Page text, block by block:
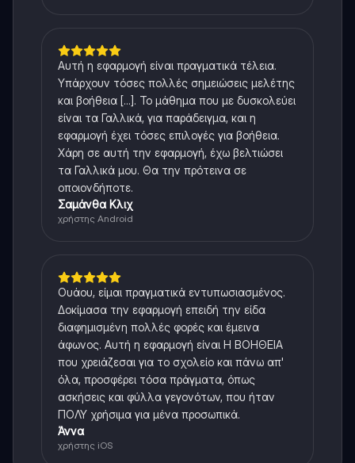
Αυτή η εφαρμογή είναι πραγματικά τέλεια.
Υπάρχουν τόσες πολλές σημειώσεις μελέτης
και βοήθεια [...]. Το μάθημα που με δυσκολεύει
είναι τα Γαλλικά, για παράδειγμα, και η
εφαρμογή έχει τόσες επιλογές για βοήθεια.
Χάρη σε αυτή την εφαρμογή, έχω βελτιώσει
τα Γαλλικά μου. Θα την πρότεινα σε
οποιονδήποτε.
Σαμάνθα Κλιχ
χρήστης Android
Ουάου, είμαι πραγματικά εντυπωσιασμένος.
Δοκίμασα την εφαρμογή επειδή την είδα
διαφημισμένη πολλές φορές και έμεινα
άφωνος. Αυτή η εφαρμογή είναι Η ΒΟΗΘΕΙΑ
που χρειάζεσαι για το σχολείο και πάνω απ'
όλα, προσφέρει τόσα πράγματα, όπως
ασκήσεις και φύλλα γεγονότων, που ήταν
ΠΟΛΥ χρήσιμα για μένα προσωπικά.
Άννα
χρήστης iOS